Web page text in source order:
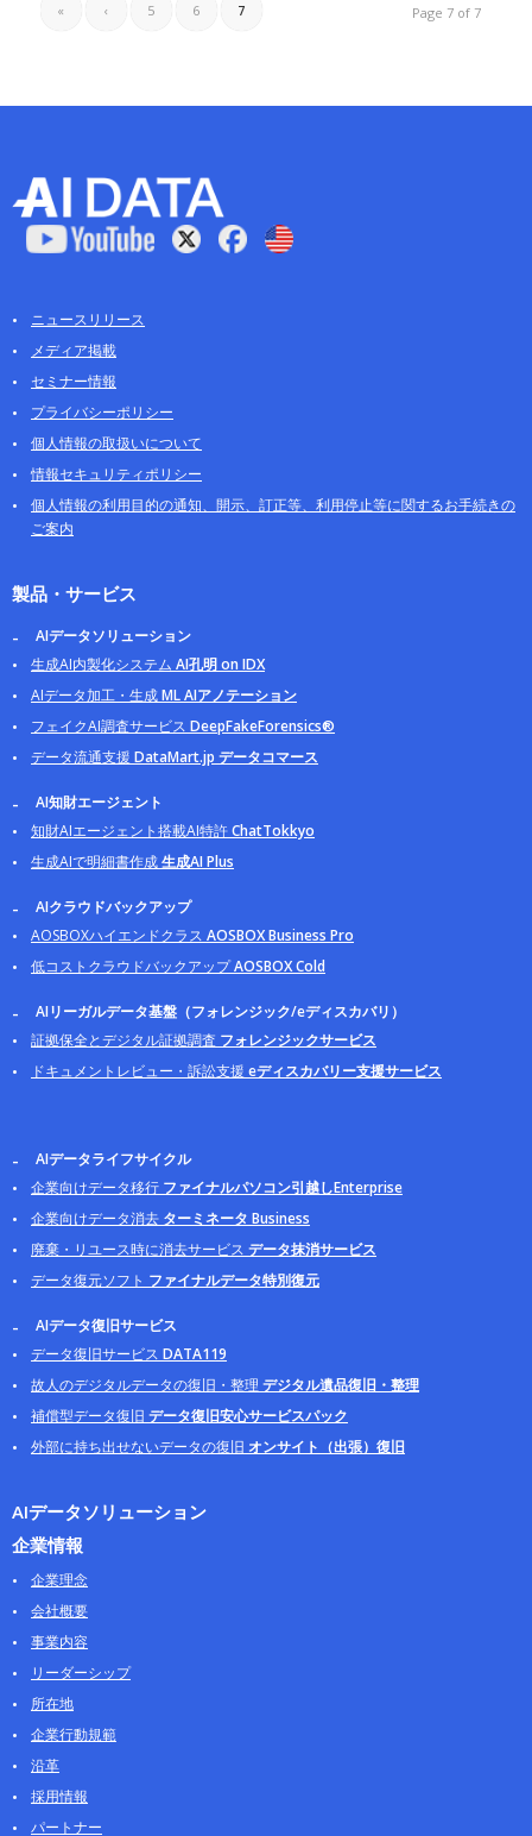
Page 7 of 7
« ‹ 5 6 7
ニュースリリース
メディア掲載
セミナー情報
プライバシーポリシー
個人情報の取扱いについて
情報セキュリティポリシー
個人情報の利用目的の通知、開示、訂正等、利用停止等に関するお手続きの
ご案内
製品・サービス
AIデータソリューション
生成AI内製化システム AI孔明 on IDX
AIデータ加工・生成ML AIアノテーション
フェイクAI調査サービス DeepFakeForensics®
データ流通支援 DataMart.jp データコマース
AI知財エージェント
知財AIエージェント搭載AI特許ChatTokkyo
生成AIで明細書作成生成AI Plus
AIクラウドバックアップ
AOSBOXハイエンドクラス AOSBOX Business Pro
低コストクラウドバックアップAOSBOX Cold
AIリーガルデータ基盤（フォレンジック/eディスカバリ）
証拠保全とデジタル証拠調査 フォレンジックサービス
ドキュメントレビュー・訴訟支援 eディスカバリー支援サービス
AIデータライフサイクル
企業向けデータ移行 ファイナルパソコン引越しEnterprise
企業向けデータ消去 ターミネータ Business
廃棄・リユース時に消去サービス データ抹消サービス
データ復元ソフト ファイナルデータ特別復元
AIデータ復旧サービス
データ復旧サービス DATA119
故人のデジタルデータの復旧・整理 デジタル遺品復旧・整理
補償型データ復旧 データ復旧安心サービスパック
外部に持ち出せないデータの復旧 オンサイト（出張）復旧
AIデータソリューション
企業情報
企業理念
会社概要
事業内容
リーダーシップ
所在地
企業行動規範
沿革
採用情報
パートナー